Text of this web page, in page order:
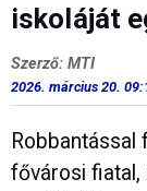
iskoláját
Szerző: MTI
2026. március 20.
Robbantással
fővárosi fiatal,